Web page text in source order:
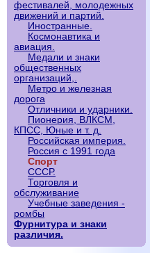
фестивалей, молодежных
движений и партий.
Иностранные.
Космонавтика и
авиация.
Медали и знаки
общественных
организаций,.
Метро и железная
дорога
Отличники и ударники.
Пионерия, ВЛКСМ,
КПСС, Юные и т. д.
Российская империя.
Россия с 1991 года
Спорт
СССР.
Торговля и
обслуживание
Учебные заведения -
ромбы
Фурнитура и знаки
различия.